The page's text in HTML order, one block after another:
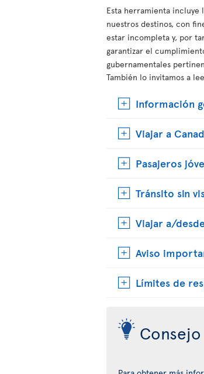
Esta herramienta
nuestros destinos, con
estar incompleta y, por
garantizar el
gubernamentales
También lo invitamos a
Información
Viajar a
Pasajeros
Tránsito sin
Viajar a/
Aviso
Límites de